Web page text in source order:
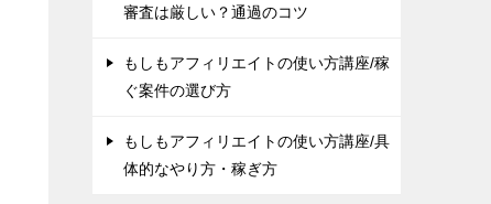
審査は厳しい？通過のコツ
もしもアフィリエイトの使い方講座/稼
ぐ案件の選び方
もしもアフィリエイトの使い方講座/具
体的なやり方・稼ぎ方